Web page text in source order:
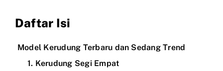
Daftar Isi
Model Kerudung Terbaru dan Sedang Trend
1. Kerudung Segi Empat